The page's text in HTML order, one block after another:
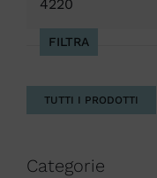
FILTRA
TUTTI I PRODOTTI
Categorie